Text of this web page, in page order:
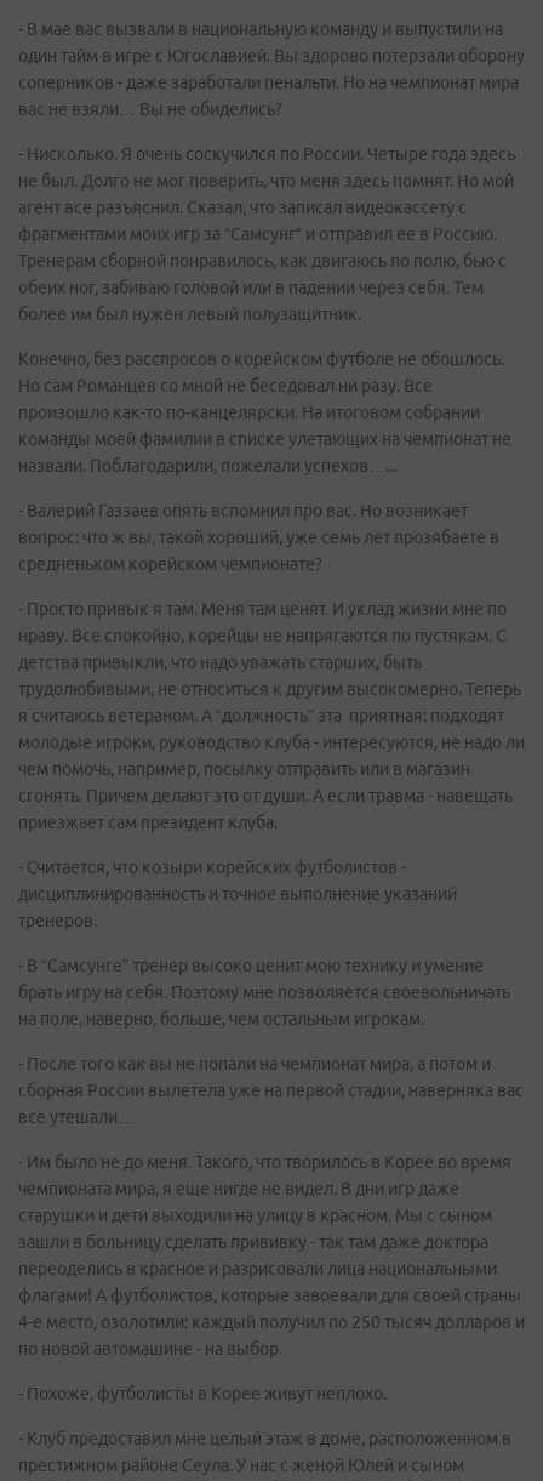
- В мае вас вызвали в национальную команду и выпустили на
один тайм в игре с Югославией. Вы здорово потерзали оборону
соперников - даже заработали пенальти. Но на чемпионат мира
вас не взяли… Вы не обиделись?
- Нисколько. Я очень соскучился по России. Четыре года здесь
не был. Долго не мог поверить, что меня здесь помнят. Но мой
агент все разъяснил. Сказал, что записал видеокассету с
фрагментами моих игр за “Самсунг” и отправил ее в Россию.
Тренерам сборной понравилось, как двигаюсь по полю, бью с
обеих ног, забиваю головой или в падении через себя. Тем
более им был нужен левый полузащитник.
Конечно, без расспросов о корейском футболе не обошлось.
Но сам Романцев со мной не беседовал ни разу. Все
произошло как-то по-канцелярски. На итоговом собрании
команды моей фамилии в списке улетающих на чемпионат не
назвали. Поблагодарили, пожелали успехов…...
- Валерий Газзаев опять вспомнил про вас. Но возникает
вопрос: что ж вы, такой хороший, уже семь лет прозябаете в
средненьком корейском чемпионате?
- Просто привык я там. Меня там ценят. И уклад жизни мне по
нраву. Все спокойно, корейцы не напрягаются по пустякам. С
детства привыкли, что надо уважать старших, быть
трудолюбивыми, не относиться к другим высокомерно. Теперь
я считаюсь ветераном. А “должность” эта приятная: подходят
молодые игроки, руководство клуба - интересуются, не надо ли
чем помочь, например, посылку отправить или в магазин
сгонять. Причем делают это от души. А если травма - навещать
приезжает сам президент клуба.
- Считается, что козыри корейских футболистов -
дисциплинированность и точное выполнение указаний
тренеров.
- В “Самсунге” тренер высоко ценит мою технику и умение
брать игру на себя. Поэтому мне позволяется своевольничать
на поле, наверно, больше, чем остальным игрокам.
- После того как вы не попали на чемпионат мира, а потом и
сборная России вылетела уже на первой стадии, наверняка вас
все утешали…
- Им было не до меня. Такого, что творилось в Корее во время
чемпионата мира, я еще нигде не видел. В дни игр даже
старушки и дети выходили на улицу в красном. Мы с сыном
зашли в больницу сделать прививку - так там даже доктора
переоделись в красное и разрисовали лица национальными
флагами! А футболистов, которые завоевали для своей страны
4-е место, озолотили: каждый получил по 250 тысяч долларов и
по новой автомашине - на выбор.
- Похоже, футболисты в Корее живут неплохо.
- Клуб предоставил мне целый этаж в доме, расположенном в
престижном районе Сеула. У нас с женой Юлей и сыном